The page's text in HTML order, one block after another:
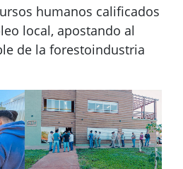
humanos calificados
local, apostando al
de la forestoindustria